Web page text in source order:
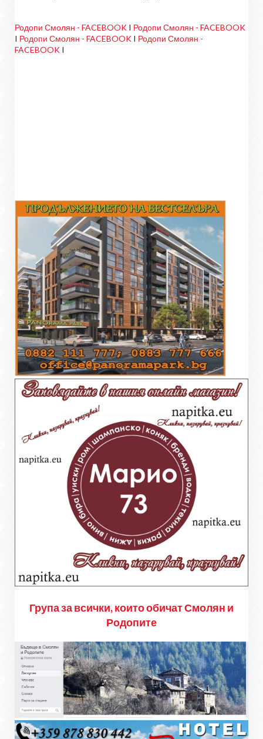
Родопи Смолян - FACEBOOK I Родопи Смолян - FACEBOOK
I Родопи Смолян - FACEBOOK I Родопи Смолян -
FACEBOOK I
Група за всички, които обичат Смолян и
Родопите